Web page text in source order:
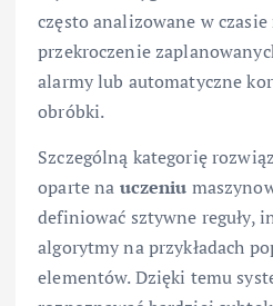
często analizowane w
przekroczenie
alarmy lub automatyczne
obróbki.
Szczególną kategorię
oparte na uczeniu
definiować sztywne reguły,
algorytmy na przykładach
elementów. Dzięki temu